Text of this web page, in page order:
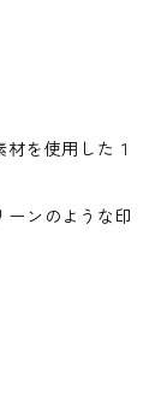
を使用した１
ンのような印